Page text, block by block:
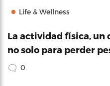
Life & Wellness
La actividad física, un
no solo para perder
0